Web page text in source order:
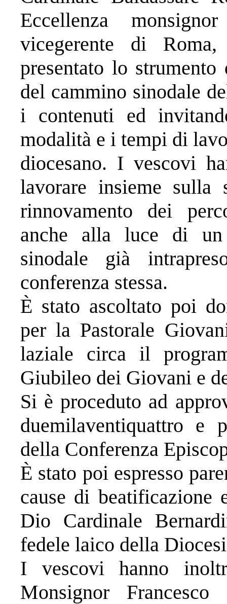
Eccellenza
vicegerente di
presentato lo
del cammino sinodale
i contenuti ed
modalità e i tempi di
diocesano. I vescovi
lavorare insieme
rinnovamento dei
anche alla luce di
sinodale già
conferenza stessa.
È stato ascoltato poi
per la Pastorale
laziale circa il
Giubileo dei Giovani e
Si è proceduto ad
duemilaventiquattro e
della Conferenza
È stato poi espresso
cause di beatificazione
Dio Cardinale
fedele laico della
I vescovi hanno
Monsignor